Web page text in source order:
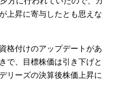
上昇に寄与したとも思えな
格付けのアップデートがあ
で、目標株価は引き下げと
リーズの決算後株価上昇に